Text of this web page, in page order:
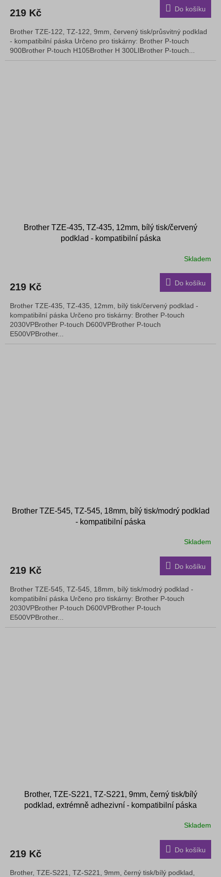
219 Kč Do košíku
Brother TZE-122, TZ-122, 9mm, červený tisk/průsvitný podklad
- kompatibilní páska Určeno pro tiskárny: Brother P-touch
900Brother P-touch H105Brother H 300LIBrother P-touch...
Brother TZE-435, TZ-435, 12mm, bílý tisk/červený
podklad - kompatibilní páska
Skladem
219 Kč Do košíku
Brother TZE-435, TZ-435, 12mm, bílý tisk/červený podklad -
kompatibilní páska Určeno pro tiskárny: Brother P-touch
2030VPBrother P-touch D600VPBrother P-touch
E500VPBrother...
Brother TZE-545, TZ-545, 18mm, bílý tisk/modrý podklad
- kompatibilní páska
Skladem
219 Kč Do košíku
Brother TZE-545, TZ-545, 18mm, bílý tisk/modrý podklad -
kompatibilní páska Určeno pro tiskárny: Brother P-touch
2030VPBrother P-touch D600VPBrother P-touch
E500VPBrother...
Brother, TZE-S221, TZ-S221, 9mm, černý tisk/bílý
podklad, extrémně adhezivní - kompatibilní páska
Skladem
219 Kč Do košíku
Brother, TZE-S221, TZ-S221, 9mm, černý tisk/bílý podklad,